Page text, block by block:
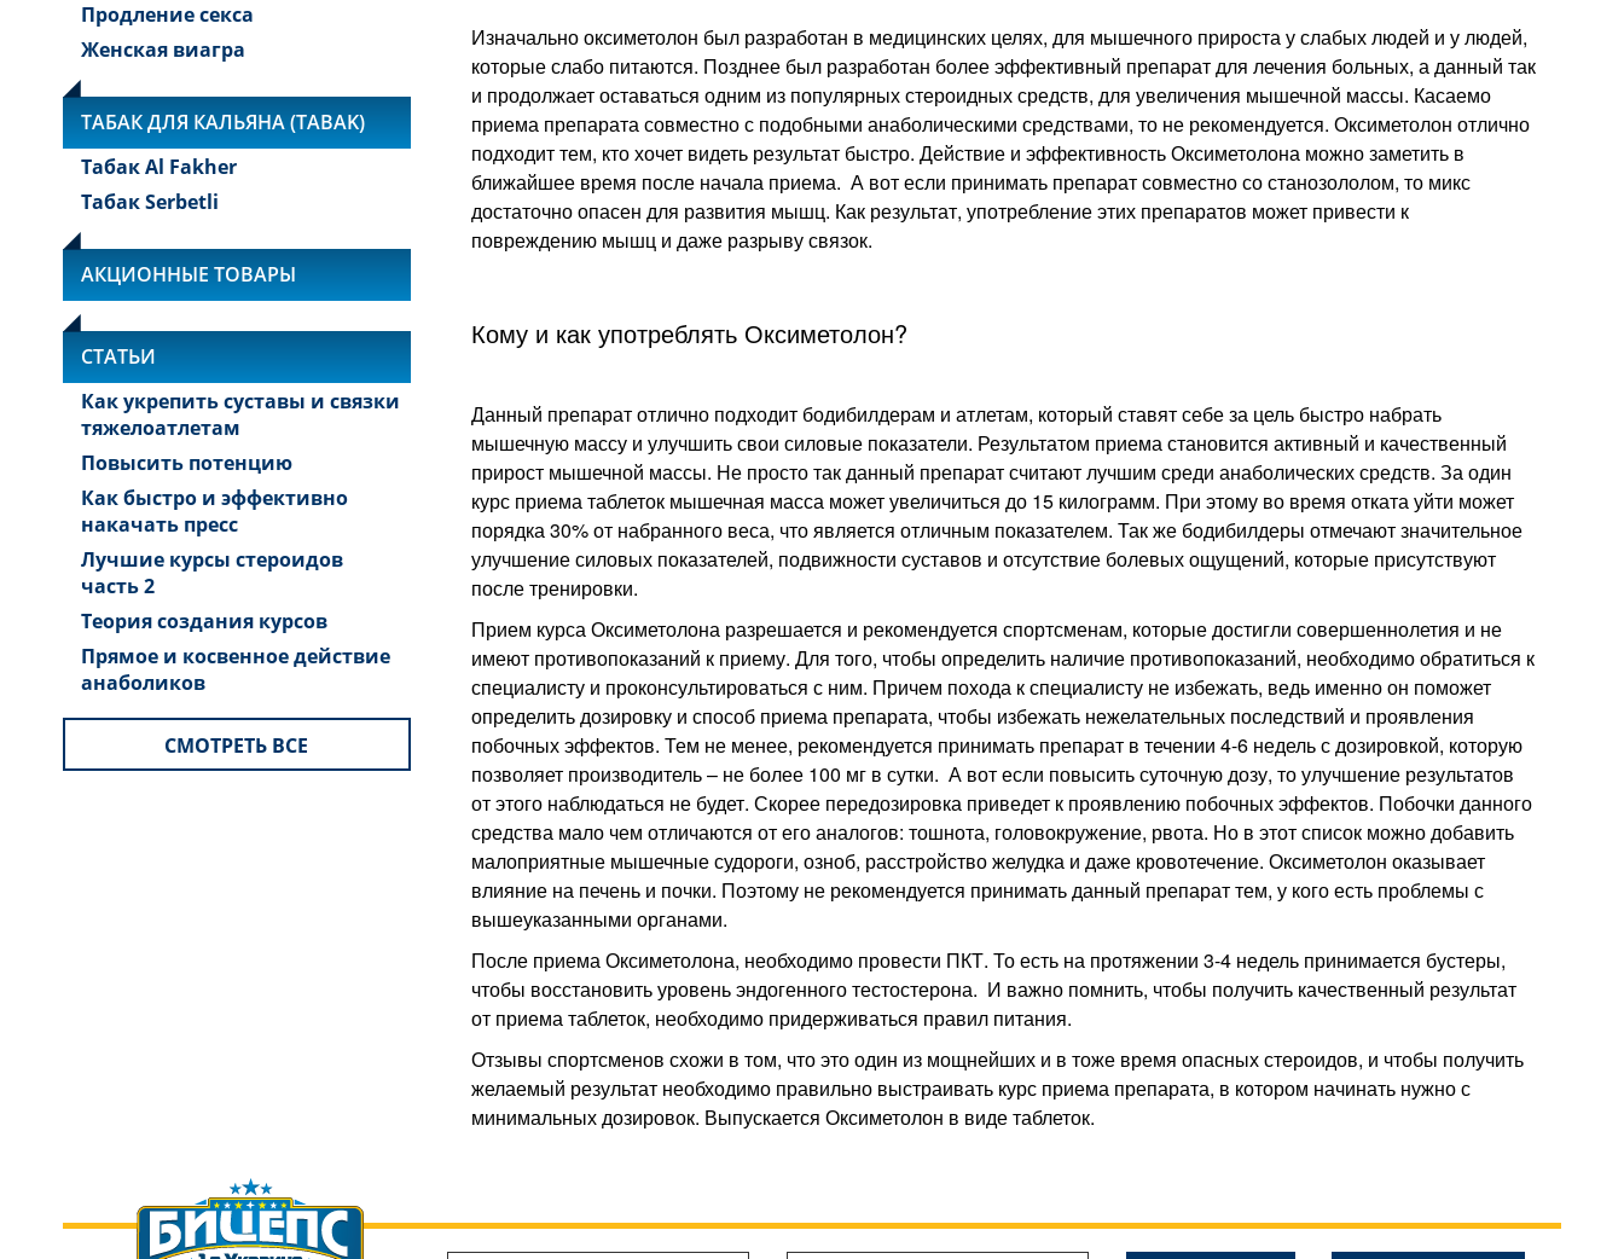
Продление секса
Женская виагра
ТАБАК ДЛЯ КАЛЬЯНА (TABAK)
Табак Al Fakher
Табак Serbetli
АКЦИОННЫЕ ТОВАРЫ
СТАТЬИ
Как укрепить суставы и связки
тяжелоатлетам
Повысить потенцию
Как быстро и эффективно
накачать пресс
Лучшие курсы стероидов
часть 2
Теория создания курсов
Прямое и косвенное действие
анаболиков
СМОТРЕТЬ ВСЕ
Изначально оксиметолон был разработан в медицинских целях, для мышечного прироста у слабых людей и у людей,
которые слабо питаются. Позднее был разработан более эффективный препарат для лечения больных, а данный так
и продолжает оставаться одним из популярных стероидных средств, для увеличения мышечной массы. Касаемо
приема препарата совместно с подобными анаболическими средствами, то не рекомендуется. Оксиметолон отлично
подходит тем, кто хочет видеть результат быстро. Действие и эффективность Оксиметолона можно заметить в
ближайшее время после начала приема. А вот если принимать препарат совместно со станозололом, то микс
достаточно опасен для развития мышц. Как результат, употребление этих препаратов может привести к
повреждению мышц и даже разрыву связок.
Кому и как употреблять Оксиметолон?
Данный препарат отлично подходит бодибилдерам и атлетам, который ставят себе за цель быстро набрать
мышечную массу и улучшить свои силовые показатели. Результатом приема становится активный и качественный
прирост мышечной массы. Не просто так данный препарат считают лучшим среди анаболических средств. За один
курс приема таблеток мышечная масса может увеличиться до 15 килограмм. При этому во время отката уйти может
порядка 30% от набранного веса, что является отличным показателем. Так же бодибилдеры отмечают значительное
улучшение силовых показателей, подвижности суставов и отсутствие болевых ощущений, которые присутствуют
после тренировки.
Прием курса Оксиметолона разрешается и рекомендуется спортсменам, которые достигли совершеннолетия и не
имеют противопоказаний к приему. Для того, чтобы определить наличие противопоказаний, необходимо обратиться к
специалисту и проконсультироваться с ним. Причем похода к специалисту не избежать, ведь именно он поможет
определить дозировку и способ приема препарата, чтобы избежать нежелательных последствий и проявления
побочных эффектов. Тем не менее, рекомендуется принимать препарат в течении 4-6 недель с дозировкой, которую
позволяет производитель – не более 100 мг в сутки. А вот если повысить суточную дозу, то улучшение результатов
от этого наблюдаться не будет. Скорее передозировка приведет к проявлению побочных эффектов. Побочки данного
средства мало чем отличаются от его аналогов: тошнота, головокружение, рвота. Но в этот список можно добавить
малоприятные мышечные судороги, озноб, расстройство желудка и даже кровотечение. Оксиметолон оказывает
влияние на печень и почки. Поэтому не рекомендуется принимать данный препарат тем, у кого есть проблемы с
вышеуказанными органами.
После приема Оксиметолона, необходимо провести ПКТ. То есть на протяжении 3-4 недель принимается бустеры,
чтобы восстановить уровень эндогенного тестостерона. И важно помнить, чтобы получить качественный результат
от приема таблеток, необходимо придерживаться правил питания.
Отзывы спортсменов схожи в том, что это один из мощнейших и в тоже время опасных стероидов, и чтобы получить
желаемый результат необходимо правильно выстраивать курс приема препарата, в котором начинать нужно с
минимальных дозировок. Выпускается Оксиметолон в виде таблеток.